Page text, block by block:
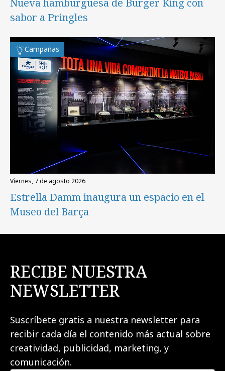
Nueva hamburguesa de Burger King con
sabor a Pringles
Campañas
viernes, 7 de agosto 2026
Estrella Damm inaugura un espacio en el
Museo del Barça
RECIBE NUESTRA
NEWSLETTER
Suscríbete gratis a nuestra newsletter para
recibir cada día el contenido más actual sobre
creatividad, publicidad, marketing, y
comunicación.